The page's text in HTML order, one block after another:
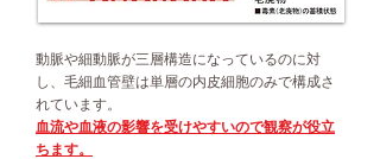
動脈や細動脈が三層構造になっているのに対
し、毛細血管壁は単層の内皮細胞のみで構成さ
れています。
血流や血液の影響を受けやすいので観察が役立
ちます。